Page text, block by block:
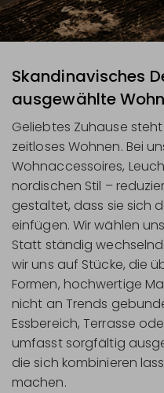
Skandinavisches
ausgewählte
Geliebtes Zuhause
zeitloses Wohnen. Bei
Wohnaccessoires,
nordischen Stil –
gestaltet, dass sie sich
einfügen. Wir wählen
Statt ständig
wir uns auf Stücke, die
Formen, hochwertige
nicht an Trends
Essbereich, Terrasse
umfasst sorgfältig
die sich kombinieren
machen.